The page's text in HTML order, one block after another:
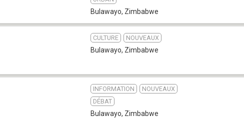
Bulawayo, Zimbabwe
CULTURE NOUVEAUX
Bulawayo, Zimbabwe
INFORMATION
NOUVEAUX
DÉBAT
Bulawayo, Zimbabwe